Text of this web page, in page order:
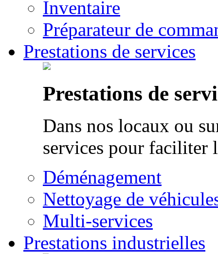
Inventaire
Préparateur de
Prestations de services
Prestations de
Dans nos locaux ou
services pour faciliter
Déménagement
Nettoyage de
Multi-services
Prestations industrielles